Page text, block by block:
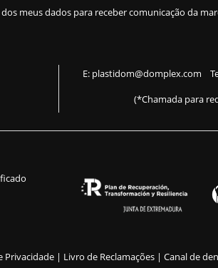
meus dados para receber comunicação da
E: plastidom@domplex.com
(*Chamada para
Privacidade | Livro de Reclamações| Canal de